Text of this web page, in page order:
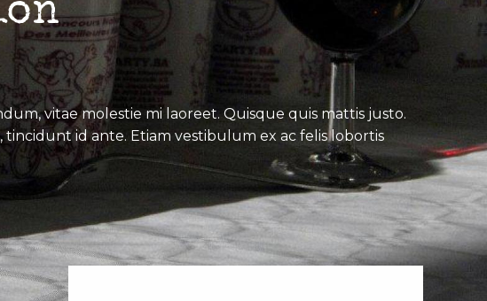
vitae molestie mi laoreet. Quisque quis mattis justo.
id ante. Etiam vestibulum ex ac felis lobortis